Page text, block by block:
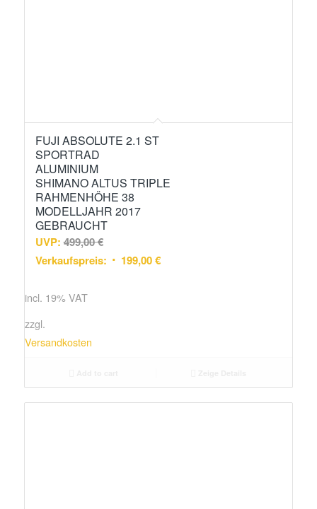
FUJI ABSOLUTE 2.1 ST
SPORTRAD
ALUMINIUM
SHIMANO ALTUS TRIPLE
RAHMENHÖHE 38
MODELLJAHR 2017
GEBRAUCHT
UVP: 499,00€
Verkaufspreis:
199,00€
incl. 19% VAT
zzgl.
Versandkosten